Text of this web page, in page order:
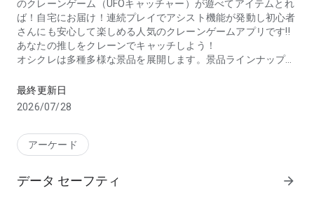
のクレーンゲーム（UFOキャッチャー）が遊べてアイテムとれ
ば！自宅にお届け！連続プレイでアシスト機能が発動し初心者
さんにも安心して楽しめる人気のクレーンゲームアプリです!!
あなたの推しをクレーンでキャッチしよう！
オシクレは多種多様な景品を展開します。景品ラインナップの
（UFOキャッチャー）をゲーム感覚で遊べてしまいます。
・クレーンゲームが好き
・無料アプリでクレーンゲームを体感してみたい
・自宅や外出先でクレーンゲームを楽しみたい
最終更新日
2026/07/28
アーケード
データ セーフティ arrow_forward